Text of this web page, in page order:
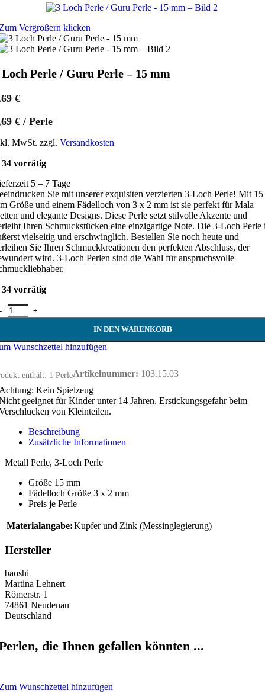
Vergrößern klicken
Loch Perle / Guru Perle – 15 mm
€
€ / Perle
MwSt. zzgl. Versandkosten
34 vorrätig
5 – 7 Tage
Sie mit unserer exquisiten verzierten 3-Loch Perle! Mit 15
Größe und einem Fädelloch von 3 x 2 mm ist sie perfekt für Mala
und elegante Designs. Diese Perle setzt stilvolle Akzente und
Ihren Schmuckstücken eine einzigartige Note. Die 3-Loch Perle
vielseitig und erschwinglich. Bestellen Sie noch heute und
Sie Ihren Schmuckkreationen den perfekten Abschluss, der
wird. 3-Loch Perlen sind die Wahl für anspruchsvolle
34 vorrätig
Perle / Guru Perle - 15 mm Menge
IN DEN WARENKORB
Wunschzettel hinzufügen
enthält: 1 PerleArtikelnummer: 103.15.03
Kein Spielzeug
geeignet für Kinder unter 14 Jahren. Erstickungsgefahr beim
von Kleinteilen.
Beschreibung
Zusätzliche Informationen
Metall Perle, 3-Loch Perle
Größe 15 mm
Fädelloch Größe 3 x 2 mm
Preis je Perle
Materialangabe:Kupfer und Zink (Messinglegierung)
Hersteller
baoshi
Martina Lehnert
Römerstr. 1
74861 Neudenau
Deutschland
die Ihnen gefallen könnten ...
Wunschzettel hinzufügen